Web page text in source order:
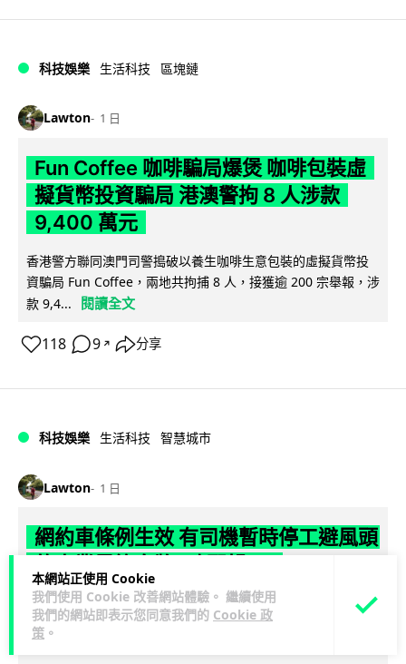
本網站正使用 Cookie
我們使用 Cookie 改善網站體驗。 繼續使用
我們的網站即表示您同意我們的 Cookie 政
策 。
科技娛樂 生活科技 區塊鏈
Lawton 1 日
Fun Coffee 咖啡騙局爆煲 咖啡包裝虛
擬貨幣投資騙局 港澳警拘 8 人涉款
9,400 萬元
香港警方聯同澳門司警搗破以養生咖啡生意包裝的虛擬貨幣投
資騙局 Fun Coffee，兩地共拘捕 8 人，接獲逾 200 宗舉報，涉
款 9,4...
閱讀全文
118 9 ↗ 分享
科技娛樂 生活科技 智慧城市
Lawton 1 日
網約車條例生效 有司機暫時停工避風頭
規管網約車法例大部分條文已於 8 月 3 日生效，的士業界就期
望白牌車司機，能夠「改邪歸正」回流駕駛的士。新例大幅提
高罰則，首次定罪最高罰款...